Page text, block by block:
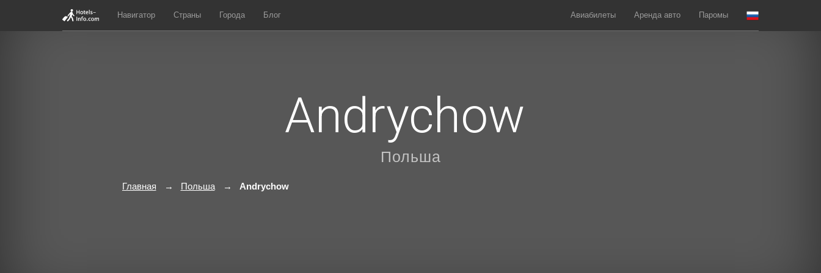
Навигатор Страны Города Блог Авиабилеты Аренда авто Паромы
Andrychow
Польша
Главная Польша Andrychow